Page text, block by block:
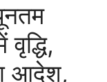
आदेश,